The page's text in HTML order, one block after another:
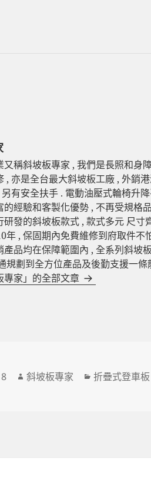
又稱斜坡板專家 , 我們是長照和身
, 亦是全台最大斜坡板工廠 , 外銷
有安全扶手 . 電動油壓式輪椅升
的經驗和客製化優勢 , 不再受規格
研發的斜坡板款式 , 款式多元 尺
年 , 保固期內免費維修到府取件
產品均在保障範圍內 , 全系列斜坡
規劃到全方位產品及後勤支援一
專家」的全部文章
作
斜坡板專家
分
折疊式登車板